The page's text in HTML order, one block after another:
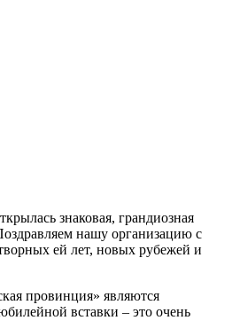
знаковая, грандиозная
нашу организацию с
ей лет, новых рубежей и
провинция» являются
вставки – это очень